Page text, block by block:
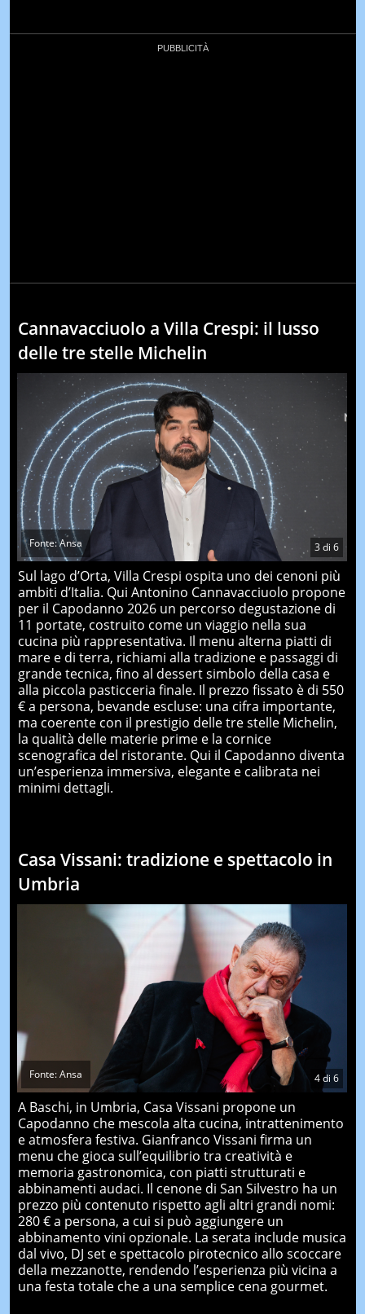
Cannavacciuolo a Villa Crespi: il lusso
delle tre stelle Michelin
3di 6
Fonte: Ansa
Sul lago d’Orta, Villa Crespi ospita uno dei cenoni più
ambiti d’Italia. Qui Antonino Cannavacciuolo propone
per il Capodanno 2026 un percorso degustazione di
11 portate, costruito come un viaggio nella sua
cucina più rappresentativa. Il menu alterna piatti di
mare e di terra, richiami alla tradizione e passaggi di
grande tecnica, fino al dessert simbolo della casa e
alla piccola pasticceria finale. Il prezzo fissato è di 550
€ a persona, bevande escluse: una cifra importante,
ma coerente con il prestigio delle tre stelle Michelin,
la qualità delle materie prime e la cornice
scenografica del ristorante. Qui il Capodanno diventa
un’esperienza immersiva, elegante e calibrata nei
minimi dettagli.
Casa Vissani: tradizione e spettacolo in
Umbria
4di 6
Fonte: Ansa
A Baschi, in Umbria, Casa Vissani propone un
Capodanno che mescola alta cucina, intrattenimento
e atmosfera festiva. Gianfranco Vissani firma un
menu che gioca sull’equilibrio tra creatività e
memoria gastronomica, con piatti strutturati e
abbinamenti audaci. Il cenone di San Silvestro ha un
prezzo più contenuto rispetto agli altri grandi nomi:
280 € a persona, a cui si può aggiungere un
abbinamento vini opzionale. La serata include musica
dal vivo, DJ set e spettacolo pirotecnico allo scoccare
della mezzanotte, rendendo l’esperienza più vicina a
una festa totale che a una semplice cena gourmet.